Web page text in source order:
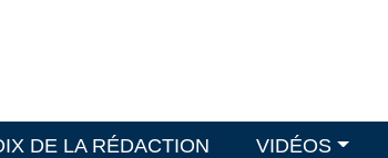
DE LA RÉDACTION VIDÉOS